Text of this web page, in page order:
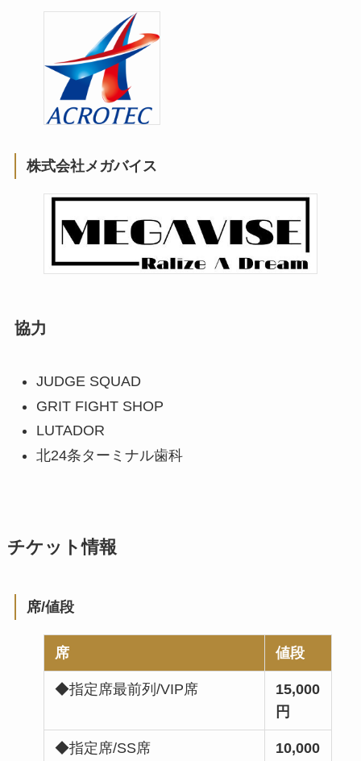
株式会社メガバイス
協力
JUDGE SQUAD
GRIT FIGHT SHOP
LUTADOR
北24条ターミナル歯科
チケット情報
席/値段
席 値段
◆指定席最前列/VIP席
15,000
円
◆指定席/SS席
10,000